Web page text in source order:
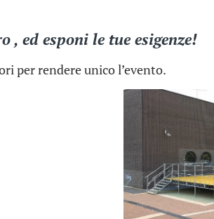
, ed esponi le tue esigenze!
per rendere unico l’evento.